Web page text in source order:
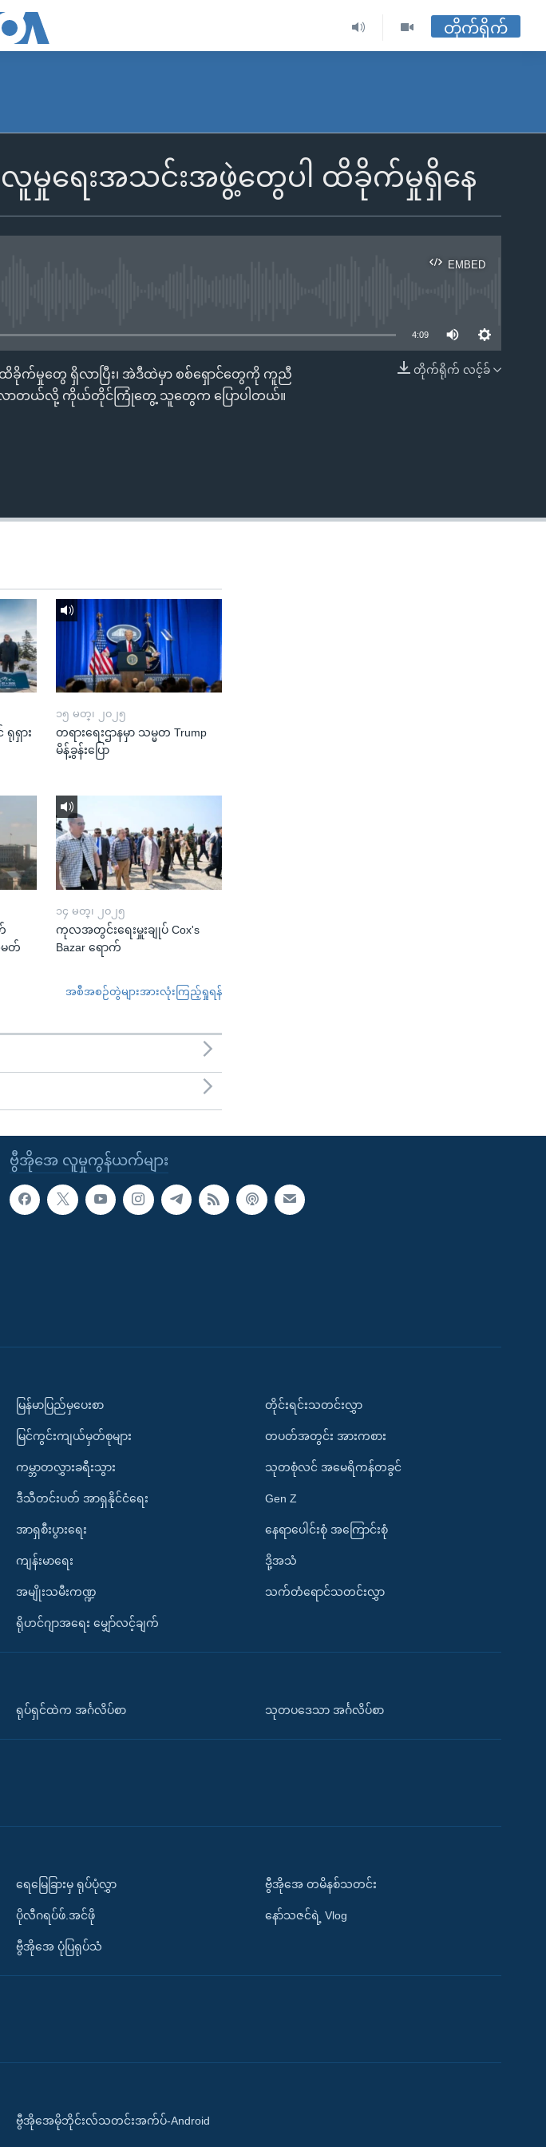
တိုက်ရိုက်
လူမှုရေးအသင်းအဖွဲ့တွေပါ ထိခိုက်မှုရှိနေ
EMBED
EMBED
4:09
တိုက်ရိုက် လင့်ခ်
ခိုက်မှုတွေ ရှိလာပြီး၊ အဲဒီထဲမှာ စစ်ရှောင်တွေကို ကူညီ
လာတယ်လို့ ကိုယ်တိုင်ကြုံတွေ့ သူတွေက ပြောပါတယ်။
ရှား
၁၅ မတ္၊ ၂၀၂၅
တရားရေးဌာနမှာ သမ္မတ Trump
မိန့်ခွန်းပြော
တ်
၁၄ မတ္၊ ၂၀၂၅
ကုလအတွင်းရေးမှူးချုပ် Cox's
Bazar ရောက်
အစီအစဉ်တွဲများအားလုံးကြည့်ရှုရန်
ဗွီအိုအေ လူမှုကွန်ယက်များ
မြန်မာပြည်မှပေးစာ
မြင်ကွင်းကျယ်မှတ်စုများ
ကမ္ဘာတလွှားခရီးသွား
ဒီသီတင်းပတ် အာရှနိုင်ငံရေး
အာရှစီးပွားရေး
ကျန်းမာရေး
အမျိုးသမီးကဏ္ဍ
ရိုဟင်ဂျာအရေး မျှော်လင့်ချက်
တိုင်းရင်းသတင်းလွှာ
တပတ်အတွင်း အားကစား
သုတစုံလင် အမေရိကန်တခွင်
Gen Z
နေရာပေါင်းစုံ အကြောင်းစုံ
ဒို့အသံ
သက်တံရောင်သတင်းလွှာ
ရုပ်ရှင်ထဲက အင်္ဂလိပ်စာ သုတပဒေသာ အင်္ဂလိပ်စာ
ရေမြေခြားမှ ရုပ်ပုံလွှာ
ပိုလီဂရပ်ဖ်.အင်ဖို
ဗွီအိုအေ ပုံပြရုပ်သံ
ဗွီအိုအေ တမိနစ်သတင်း
နော်သဇင်ရဲ့ Vlog
ဗွီအိုအေမိုဘိုင်းလ်သတင်းအက်ပ်-Android